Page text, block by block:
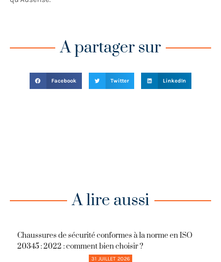
A partager sur
Facebook Twitter LinkedIn
A lire aussi
Chaussures de sécurité conformes à la norme en ISO
20345 : 2022 : comment bien choisir ?
31 JUILLET 2026